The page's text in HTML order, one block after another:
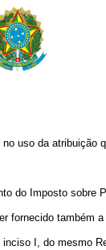
no uso da atribuição
do Imposto sobre
fornecido também
I, do mesmo